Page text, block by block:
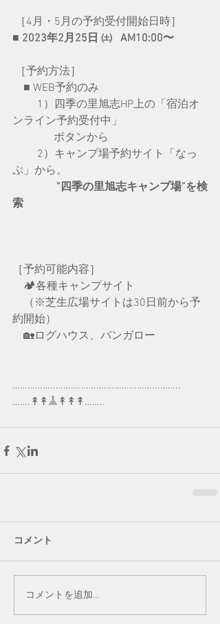
［4月・5月の予約受付開始日時］
■ 2023年2月25日 ㈯   AM10:00〜
［予約方法］
■ WEB予約のみ
1）四季の里旭志HP上の「宿泊オ
ンライン予約受付中」
ボタンから
2）キャンプ場予約サイト「なっ
ぷ」から。
”四季の里旭志キャンプ場”を検
索
［予約可能内容］
🏕各種キャンプサイト
（※芝生広場サイトは30日前から予
約開始）
🏡ログハウス、バンガロー
……………..……….……….………………...……..
…….↟↟𖣰↟↟↟……..
コメント
コメントを追加…